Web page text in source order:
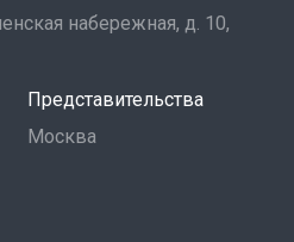
набережная, д. 10,
Представительства
Москва